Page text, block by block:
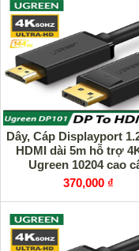
Dây, Cáp Displayport
HDMI dài 5m hỗ trợ
Ugreen 10204 cao
370,000 ₫